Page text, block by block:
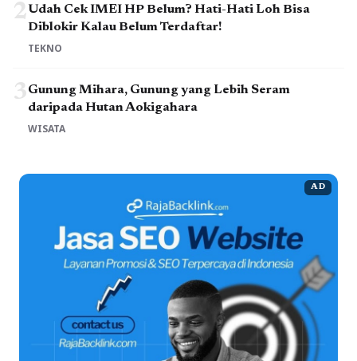
2Udah Cek IMEI HP Belum? Hati-Hati Loh Bisa
Diblokir Kalau Belum Terdaftar!
TEKNO
3Gunung Mihara, Gunung yang Lebih Seram
daripada Hutan Aokigahara
WISATA
AD